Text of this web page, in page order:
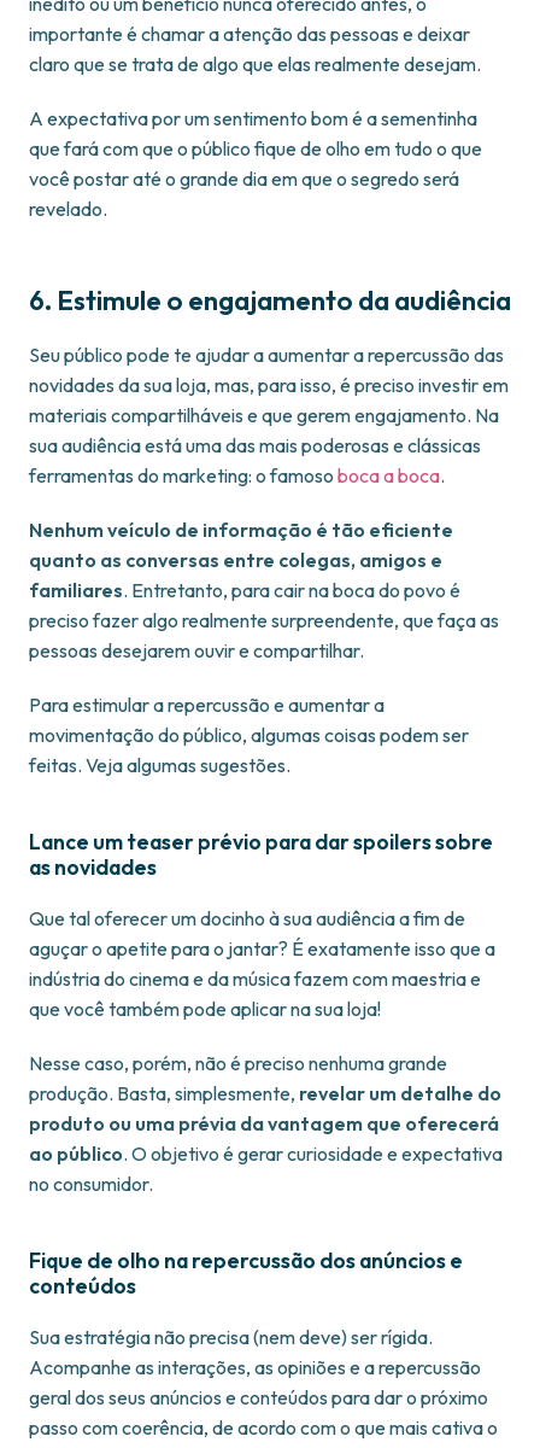
importante é chamar a atenção das pessoas e deixar
claro que se trata de algo que elas realmente desejam.
A expectativa por um sentimento bom é a sementinha
que fará com que o público fique de olho em tudo o que
você postar até o grande dia em que o segredo será
revelado.
6. Estimule o engajamento da audiência
Seu público pode te ajudar a aumentar a repercussão das
novidades da sua loja, mas, para isso, é preciso investir em
materiais compartilháveis e que gerem engajamento. Na
sua audiência está uma das mais poderosas e clássicas
ferramentas do marketing: o famoso boca a boca.
Nenhum veículo de informação é tão eficiente
quanto as conversas entre colegas, amigos e
familiares. Entretanto, para cair na boca do povo é
preciso fazer algo realmente surpreendente, que faça as
pessoas desejarem ouvir e compartilhar.
Para estimular a repercussão e aumentar a
movimentação do público, algumas coisas podem ser
feitas. Veja algumas sugestões.
Lance um teaser prévio para dar spoilers sobre
as novidades
Que tal oferecer um docinho à sua audiência a fim de
aguçar o apetite para o jantar? É exatamente isso que a
indústria do cinema e da música fazem com maestria e
que você também pode aplicar na sua loja!
Nesse caso, porém, não é preciso nenhuma grande
produção. Basta, simplesmente, revelar um detalhe do
produto ou uma prévia da vantagem que oferecerá
ao público. O objetivo é gerar curiosidade e expectativa
no consumidor.
Fique de olho na repercussão dos anúncios e
conteúdos
Sua estratégia não precisa (nem deve) ser rígida.
Acompanhe as interações, as opiniões e a repercussão
geral dos seus anúncios e conteúdos para dar o próximo
passo com coerência, de acordo com o que mais cativa o